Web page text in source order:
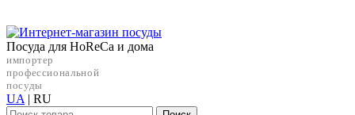
Посуда для HoReCa и дома
импортер
профессиональной
посуды
UA | RU